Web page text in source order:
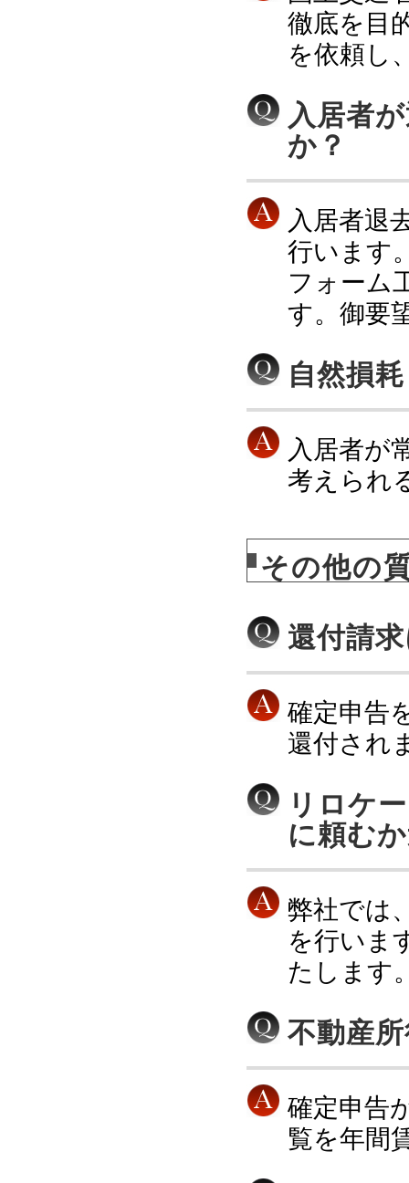
徹底を目
を依頼し
入居者
か？
入居者退
行います
フォーム
す。御要
自然損
入居者が
考えられ
その他の
還付請
確定申告
還付され
リロケ
に頼む
弊社では
を行いま
たします
不動産
確定申告
覧を年間